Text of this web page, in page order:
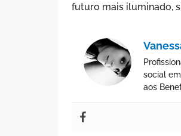
futuro mais iluminado,
social
aos